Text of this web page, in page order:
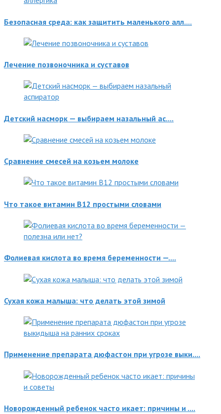
Безопасная среда: как защитить маленького алл....
Лечение позвоночника и суставов
Детский насморк — выбираем назальный ас....
Сравнение смесей на козьем молоке
Что такое витамин В12 простыми словами
Фолиевая кислота во время беременности —....
Сухая кожа малыша: что делать этой зимой
Применение препарата дюфастон при угрозе выки....
Новорожденный ребенок часто икает: причины и ....